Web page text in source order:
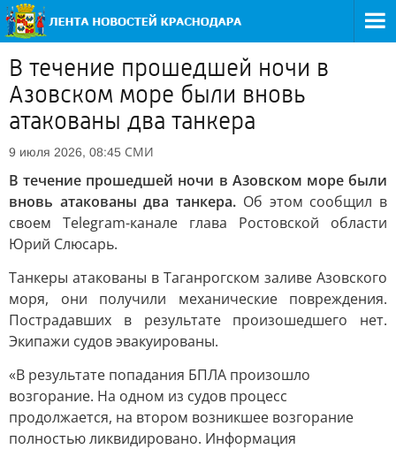
В течение прошедшей ночи в
Азовском море были вновь
атакованы два танкера
9 июля 2026, 08:45 СМИ
В течение прошедшей ночи в Азовском море были
вновь атакованы два танкера. Об этом сообщил в
своем Telegram-канале глава Ростовской области
Юрий Слюсарь.
Танкеры атакованы в Таганрогском заливе Азовского
моря, они получили механические повреждения.
Пострадавших в результате произошедшего нет.
Экипажи судов эвакуированы.
«В результате попадания БПЛА произошло
возгорание. На одном из судов процесс
продолжается, на втором возникшее возгорание
полностью ликвидировано. Информация